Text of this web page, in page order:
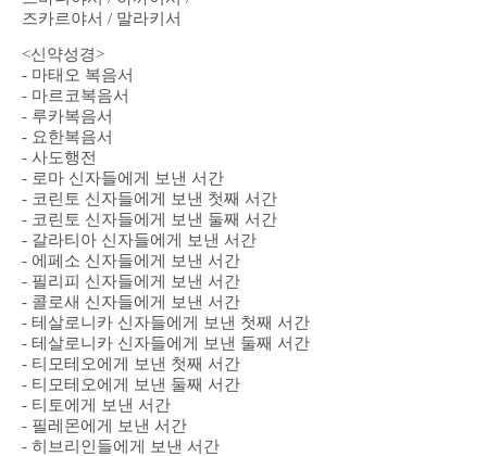
즈카르야서 / 말라키서
<신약성경>
- 마태오 복음서
- 마르코복음서
- 루카복음서
- 요한복음서
- 사도행전
- 로마 신자들에게 보낸 서간
- 코린토 신자들에게 보낸 첫째 서간
- 코린토 신자들에게 보낸 둘째 서간
- 갈라티아 신자들에게 보낸 서간
- 에페소 신자들에게 보낸 서간
- 필리피 신자들에게 보낸 서간
- 콜로새 신자들에게 보낸 서간
- 테살로니카 신자들에게 보낸 첫째 서간
- 테살로니카 신자들에게 보낸 둘째 서간
- 티모테오에게 보낸 첫째 서간
- 티모테오에게 보낸 둘째 서간
- 티토에게 보낸 서간
- 필레몬에게 보낸 서간
- 히브리인들에게 보낸 서간